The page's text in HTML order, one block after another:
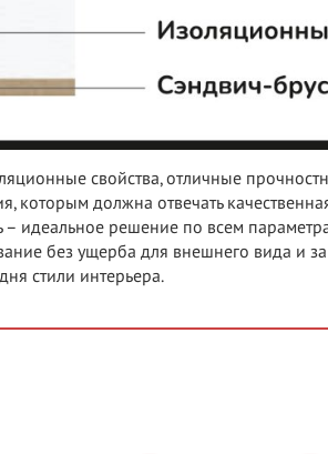
свойства, отличные
которым должна отвечать
идеальное решение по всем
без ущерба для внешнего вида и за
стили интерьера.